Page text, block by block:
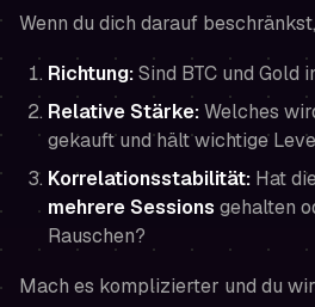
Wenn du dich darauf
Richtung:Sind BTC und Gold
Relative Stärke:Welches
gekauft und hält wichtige
Korrelationsstabilität: Hat
mehrere Sessions gehalten
Rauschen?
Mach es komplizierter und du